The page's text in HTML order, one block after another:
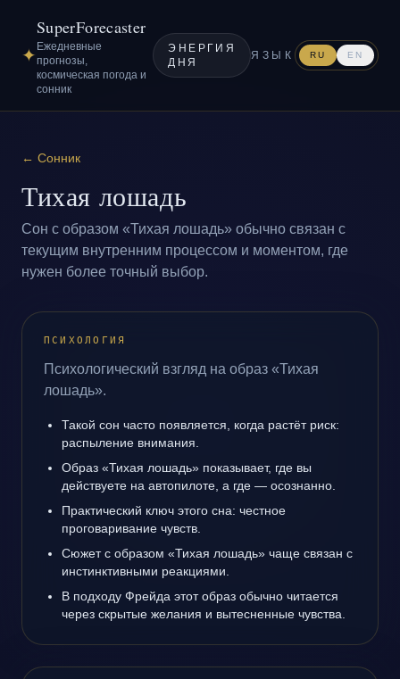
✦
SuperForecaster
Ежедневные
прогнозы,
космическая погода и
сонник
ЭНЕРГИЯ
ДНЯ
ЯЗЫК RU EN
← Сонник
Тихая лошадь
Сон с образом «Тихая лошадь» обычно связан с
текущим внутренним процессом и моментом, где
нужен более точный выбор.
ПСИХОЛОГИЯ
Психологический взгляд на образ «Тихая
лошадь».
Такой сон часто появляется, когда растёт риск:
распыление внимания.
Образ «Тихая лошадь» показывает, где вы
действуете на автопилоте, а где — осознанно.
Практический ключ этого сна: честное
проговаривание чувств.
Сюжет с образом «Тихая лошадь» чаще связан с
инстинктивными реакциями.
В подходу Фрейда этот образ обычно читается
через скрытые желания и вытесненные чувства.